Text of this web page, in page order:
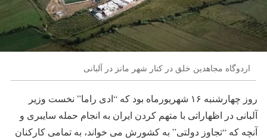
اردوگاه مجاهدین خلق در کنار شهر مانز در آلبانی
روز چهارشنبه ۱۶ شهریورماه بود که “ادی راما” نخست وزیر
آلبانی در اظهاراتی با متهم کردن ایران به انجام حمله سایبری و
آنچه که “تجاوز دولتی” به کشورش می خواند، به تمامی کارکنان